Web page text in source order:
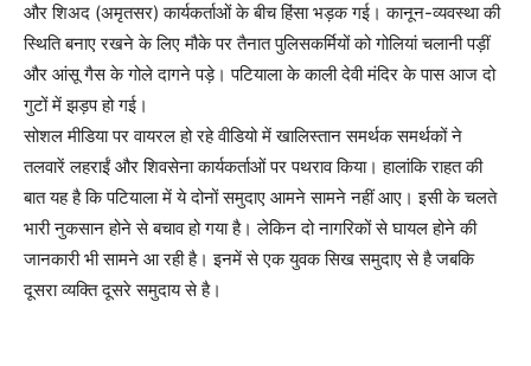
और शिअद (अमृतसर) कार्यकर्ताओं के बीच हिंसा भड़क गई। कानून-व्यवस्था की
स्थिति बनाए रखने के लिए मौके पर तैनात पुलिसकर्मियों को गोलियां चलानी पड़ीं
और आंसू गैस के गोले दागने पड़े। पटियाला के काली देवी मंदिर के पास आज दो
गुटों में झड़प हो गई।
सोशल मीडिया पर वायरल हो रहे वीडियो में खालिस्तान समर्थक समर्थकों ने
तलवारें लहराईं और शिवसेना कार्यकर्ताओं पर पथराव किया। हालांकि राहत की
बात यह है कि पटियाला में ये दोनों समुदाए आमने सामने नहीं आए। इसी के चलते
भारी नुकसान होने से बचाव हो गया है। लेकिन दो नागरिकों से घायल होने की
जानकारी भी सामने आ रही है। इनमें से एक युवक सिख समुदाए से है जबकि
दूसरा व्यक्ति दूसरे समुदाय से है।